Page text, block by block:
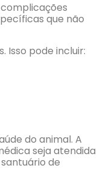
que não
Isso pode incluir:
do animal. A
seja atendida
de